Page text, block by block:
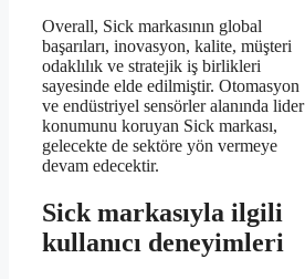
Overall, Sick markasının global
başarıları, inovasyon, kalite, müşteri
odaklılık ve stratejik iş birlikleri
sayesinde elde edilmiştir. Otomasyon
ve endüstriyel sensörler alanında lider
konumunu koruyan Sick markası,
gelecekte de sektöre yön vermeye
devam edecektir.
Sick markasıyla ilgili
kullanıcı deneyimleri